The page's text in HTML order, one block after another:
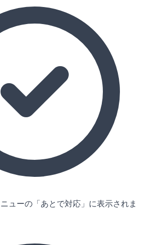
ューの「あとで対応」に表示されま